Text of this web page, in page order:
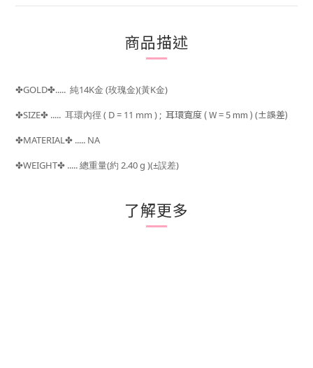
商品描述
✤GOLD✤..... 純14K金 (玫瑰金)(黃K金)
✤SIZE✤ ..... 耳環內徑 ( D = 11 mm ) ; 耳環寬度( W = 5 mm ) (±誤差)
✤MATERIAL✤ ..... NA
✤WEIGHT✤ .....總重量(約 2.40 g )(±誤差)
了解更多